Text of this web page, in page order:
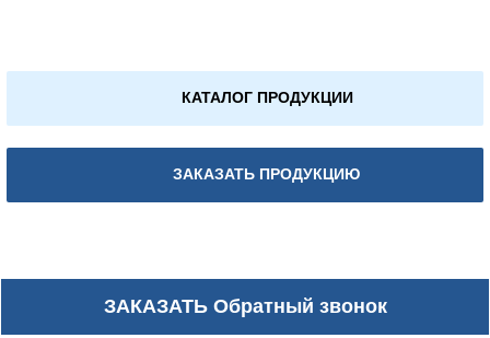
КАТАЛОГ ПРОДУКЦИИ
ЗАКАЗАТЬ ПРОДУКЦИЮ
ЗАКАЗАТЬОбратный звонок